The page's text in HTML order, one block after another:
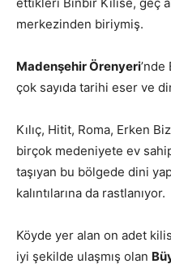
merkezinden biriymiş.
Madenşehir Örenyeri
çok sayıda tarihi eser ve
Kılıç, Hitit, Roma, Erken
birçok medeniyete ev
taşıyan bu bölgede dini
kalıntılarına da rastlanıyor.
Köyde yer alan on adet
iyi şekilde ulaşmış olan